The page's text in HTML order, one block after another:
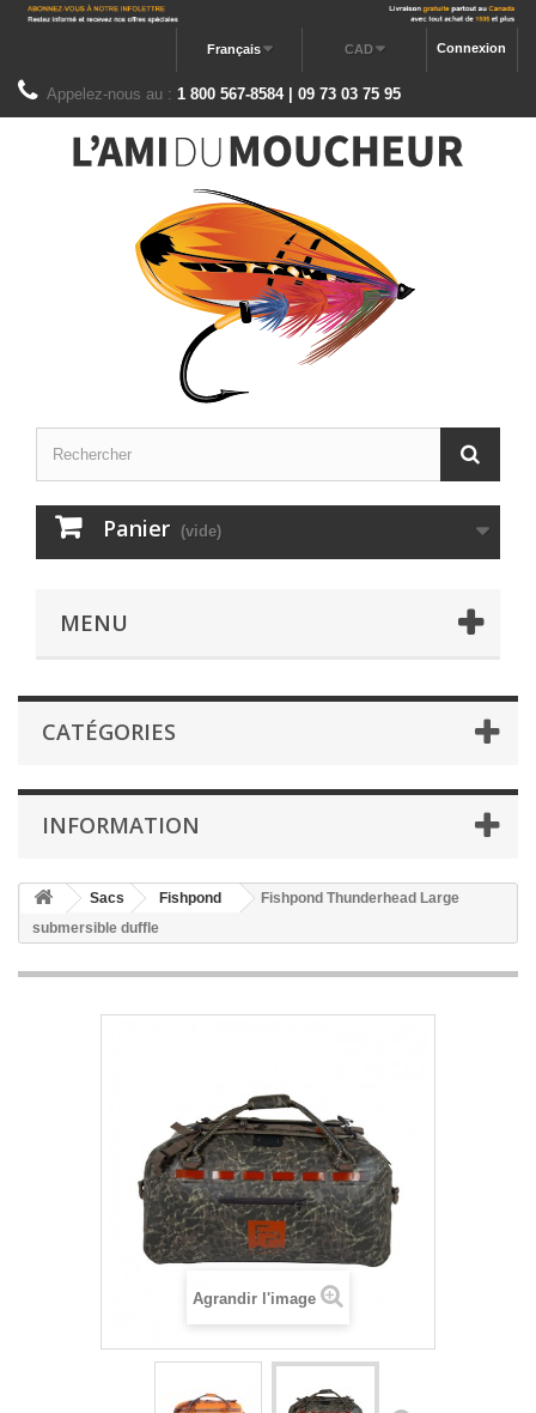
Connexion
CAD
Français
Appelez-nous au : 1 800 567-8584 | 09 73 03 75 95
Panier (vide)
MENU
CATÉGORIES
INFORMATION
Sacs Fishpond
Fishpond Thunderhead Large
submersible duffle
Agrandir l'image